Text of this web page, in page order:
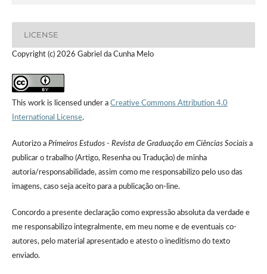
LICENSE
Copyright (c) 2026 Gabriel da Cunha Melo
This work is licensed under a Creative Commons Attribution 4.0
International License.
Autorizo a Primeiros Estudos - Revista de Graduação em Ciências Sociaisa
publicar o trabalho (Artigo, Resenha ou Tradução) de minha
autoria/responsabilidade, assim como me responsabilizo pelo uso das
imagens, caso seja aceito para a publicação on-line.
Concordo a presente declaração como expressão absoluta da verdade e
me responsabilizo integralmente, em meu nome e de eventuais co-
autores, pelo material apresentado e atesto o ineditismo do texto
enviado.